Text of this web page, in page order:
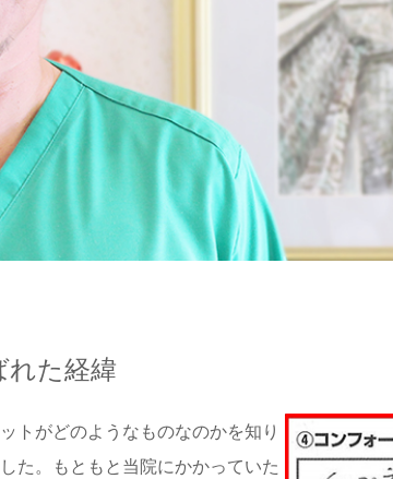
た経緯
トがどのようなものなのかを知り
た。もともと当院にかかっていた